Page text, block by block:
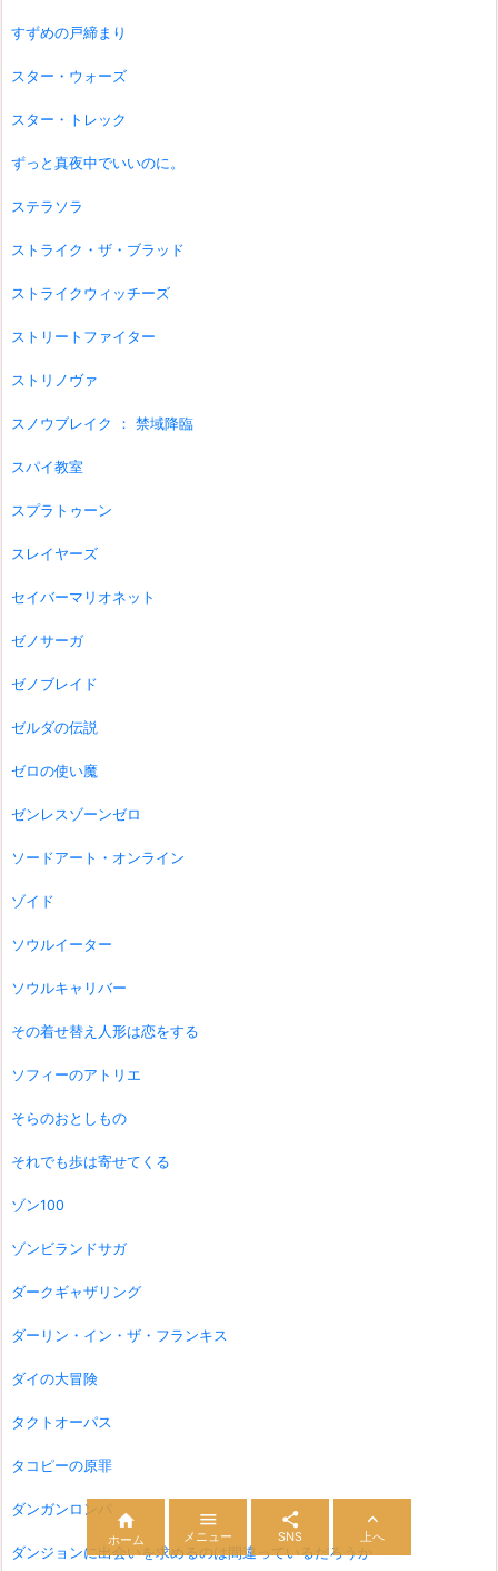
すずめの戸締まり
スター・ウォーズ
スター・トレック
ずっと真夜中でいいのに。
ステラソラ
ストライク・ザ・ブラッド
ストライクウィッチーズ
ストリートファイター
ストリノヴァ
スノウブレイク ： 禁域降臨
スパイ教室
スプラトゥーン
スレイヤーズ
セイバーマリオネット
ゼノサーガ
ゼノブレイド
ゼルダの伝説
ゼロの使い魔
ゼンレスゾーンゼロ
ソードアート・オンライン
ゾイド
ソウルイーター
ソウルキャリバー
その着せ替え人形は恋をする
ソフィーのアトリエ
そらのおとしもの
それでも歩は寄せてくる
ゾン100
ゾンビランドサガ
ダークギャザリング
ダーリン・イン・ザ・フランキス
ダイの大冒険
タクトオーパス
タコピーの原罪
ダンガンロンパ
ダンジョンに出会いを求めるのは間違っているだろうか

ホーム

メニュー

SNS

上へ